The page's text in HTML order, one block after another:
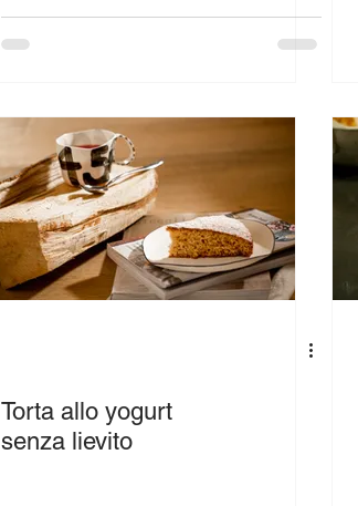
Torta allo yogurt
senza lievito